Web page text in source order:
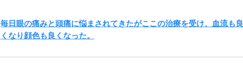
毎日眼の痛みと頭痛に悩まされてきたがここの治療を受け、血流も良
くなり顔色も良くなった。